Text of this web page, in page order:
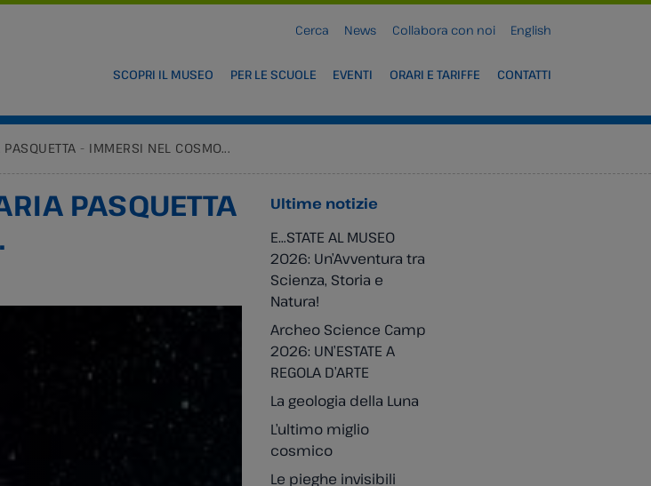
Cerca News Collabora con noi English
SCOPRI IL MUSEO PER LE SCUOLE EVENTI ORARI E TARIFFE CONTATTI
- IMMERSI NEL COSMO...
PASQUETTA
Ultime notizie
E…STATE AL MUSEO
2026: Un’Avventura tra
Scienza, Storia e
Natura!
Archeo Science Camp
2026: UN’ESTATE A
REGOLA D’ARTE
La geologia della Luna
L’ultimo miglio
cosmico
Le pieghe invisibili